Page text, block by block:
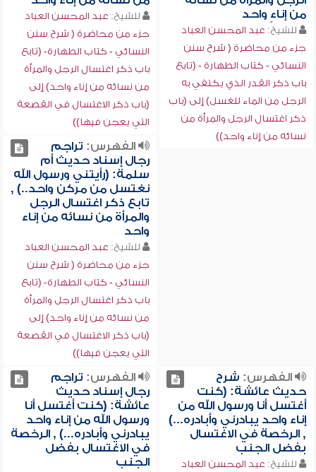
من إناءٍ واحد
للشيخ: عبد المحسن العباد
جزء من محاضرة ( شرح سنن
النسائي - كتاب الطهارة - (تابع
باب ذكر القدر الذي يكتفي به
الرجل من الماء للغسل) إلى (باب
ذكر اغتسال الرجل والمرأة من
نسائه من إناء واحد))
للشيخ: عبد المحسن العباد
جزء من محاضرة ( شرح سنن
النسائي - كتاب الطهارة- (تابع
باب ذكر اغتسال الرجل والمرأة
من نسائه من إناء واحد) إلى
(باب ذكر الاغتسال في القصعة
التي يعجن فيها))
الفهرس: تراجم
رجال إسناد حديث أم
سلمة: (رأيتني ورسول الله
نغتسل من مركن واحد..) ,
تابع ذكر اغتسال الرجل
والمرأة من نسائه من إناء
واحد
للشيخ: عبد المحسن العباد
جزء من محاضرة ( شرح سنن
النسائي - كتاب الطهارة- (تابع
باب ذكر اغتسال الرجل والمرأة
من نسائه من إناء واحد) إلى
(باب ذكر الاغتسال في القصعة
التي يعجن فيها))
الفهرس: شرح
حديث عائشة: (كنت
أغتسل أنا ورسول الله من
إناء واحد يبادرني وأبادره...)
, الرخصة في الاغتسال
بفضل الجنب
للشيخ: عبد المحسن العباد
الفهرس: تراجم
رجال إسناد حديث
عائشة: (كنت أغتسل أنا
ورسول الله من إناء واحد
يبادرني وأبادره...) , الرخصة
في الاغتسال بفضل
الجنب